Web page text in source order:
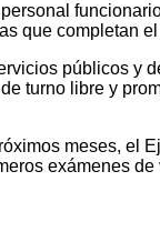
que completan
públicos
turno libre y
meses, el
exámenes